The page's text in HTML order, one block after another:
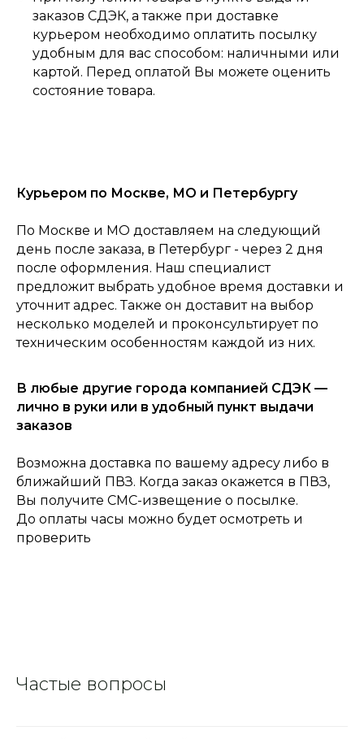
Главная Каталог
Консультация Корзина
заказов СДЭК, а также при доставке
курьером необходимо оплатить посылку
удобным для вас способом: наличными или
картой. Перед оплатой Вы можете оценить
состояние товара.
Курьером по Москве, МО и Петербургу
По Москве и МО доставляем на следующий
день после заказа, в Петербург - через 2 дня
после оформления. Наш специалист
предложит выбрать удобное время доставки и
уточнит адрес. Также он доставит на выбор
несколько моделей и проконсультирует по
техническим особенностям каждой из них.
В любые другие города компанией СДЭК —
лично в руки или в удобный пункт выдачи
заказов
Возможна доставка по вашему адресу либо в
ближайший ПВЗ. Когда заказ окажется в ПВЗ,
Вы получите СМС-извещение о посылке.
До оплаты часы можно будет осмотреть и
проверить
Частые вопросы